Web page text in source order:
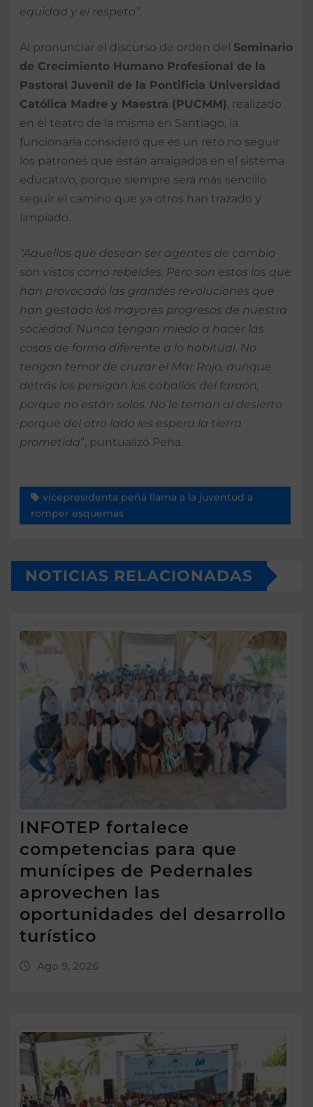
equidad y el respeto”.
Al pronunciar el discurso de orden del Seminario
de Crecimiento Humano Profesional de la
Pastoral Juvenil de la Pontificia Universidad
Católica Madre y Maestra (PUCMM), realizado
en el teatro de la misma en Santiago, la
funcionaria consideró que es un reto no seguir
los patrones que están arraigados en el sistema
educativo, porque siempre será más sencillo
seguir el camino que ya otros han trazado y
limpiado.
“Aquellos que desean ser agentes de cambio
son vistos como rebeldes. Pero son estos los que
han provocado las grandes revoluciones que
han gestado los mayores progresos de nuestra
sociedad. Nunca tengan miedo a hacer las
cosas de forma diferente a lo habitual. No
tengan temor de cruzar el Mar Rojo, aunque
detrás los persigan los caballos del faraón,
porque no están solos. No le teman al desierto
porque del otro lado les espera la tierra
prometida”, puntualizó Peña.
vicepresidenta peña llama a la juventud a
romper esquemas
NOTICIAS RELACIONADAS
INFOTEP fortalece
competencias para que
munícipes de Pedernales
aprovechen las
oportunidades del desarrollo
turístico
Ago 9, 2026